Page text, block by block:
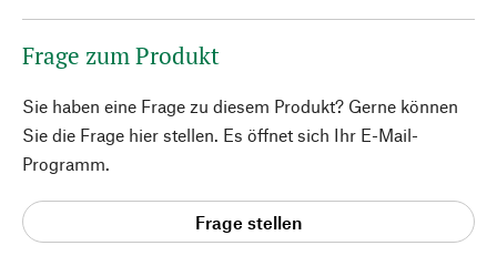
Frage zum Produkt
Sie haben eine Frage zu diesem Produkt? Gerne können
Sie die Frage hier stellen. Es öffnet sich Ihr E-Mail-
Programm.
Frage stellen